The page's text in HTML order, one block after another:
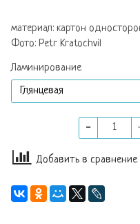
материал: картон
Фото: Petr Kratochvil
Ламинирование
Добавить в сравнение